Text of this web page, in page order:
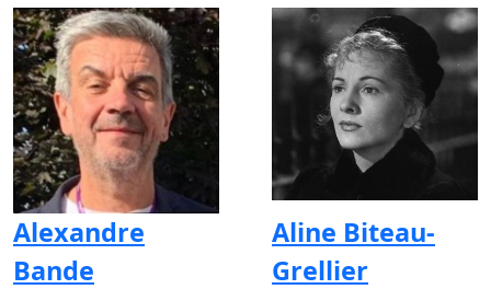
Alexandre
Bande
Aline Biteau-
Grellier